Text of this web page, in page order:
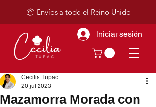
Iniciar sesión
📦 Envíos a todo el Reino Unido
Mazamorra Morada con
Cecilia Tupac
20 jul 2023